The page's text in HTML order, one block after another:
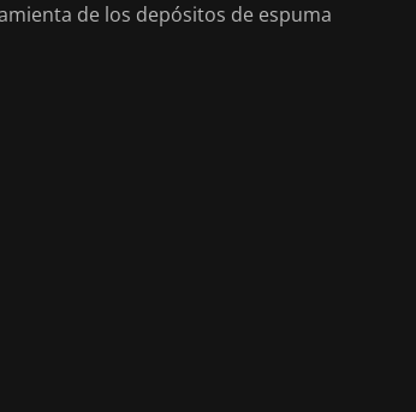
de los depósitos de espuma